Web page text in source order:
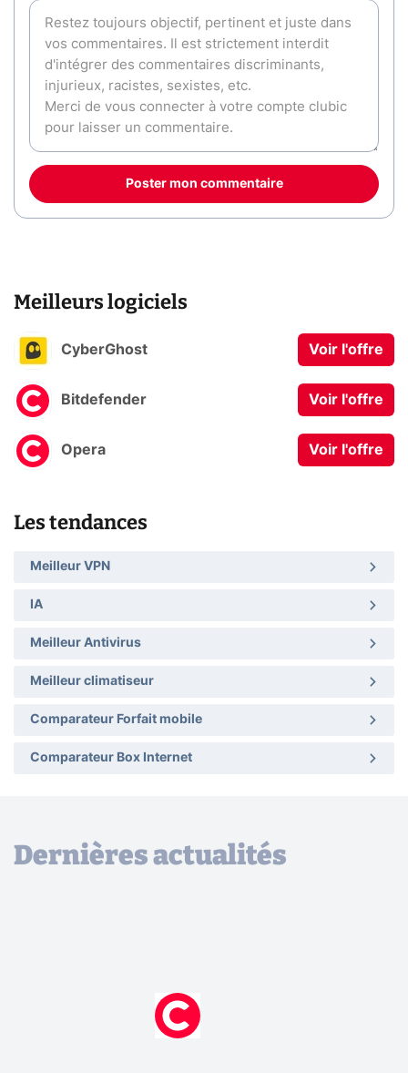
Poster mon commentaire
Meilleurs logiciels
CyberGhost Voir l'offre
Bitdefender Voir l'offre
Opera Voir l'offre
Les tendances
Meilleur VPN
IA
Meilleur Antivirus
Meilleur climatiseur
Comparateur Forfait mobile
Comparateur Box Internet
Dernières actualités